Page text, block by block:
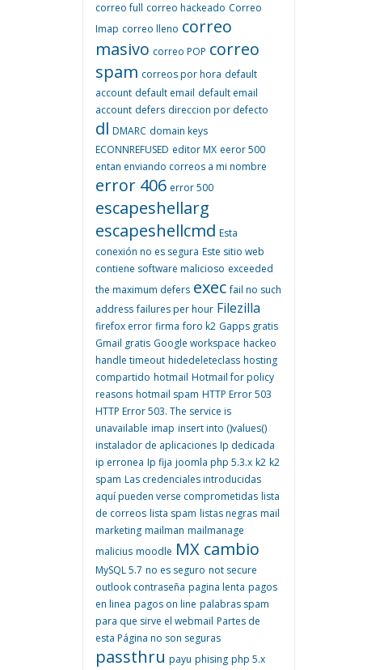
correo full correo hackeado Correo
Imap correo lleno correo
masivo correo POP correo
spam correos por hora default
account default email default email
account defers direccion por defecto
dl DMARC domain keys
ECONNREFUSED editor MX eeror 500
entan enviando correos a mi nombre
error 406 error 500
escapeshellarg
escapeshellcmd Esta
conexión no es segura Este sitio web
contiene software malicioso exceeded
the maximum defers exec fail no such
address failures per hour Filezilla
firefox error firma foro k2 Gapps gratis
Gmail gratis Google workspace hackeo
handle timeout hidedeleteclass hosting
compartido hotmail Hotmail for policy
reasons hotmail spam HTTP Error 503
HTTP Error 503. The service is
unavailable imap insert into ()values()
instalador de aplicaciones Ip dedicada
ip erronea Ip fija joomla php 5.3.x k2 k2
spam Las credenciales introducidas
aquí pueden verse comprometidas lista
de correos lista spam listas negras mail
marketing mailman mailmanage
malicius moodle MX cambio
MySQL 5.7 no es seguro not secure
outlook contraseña pagina lenta pagos
en linea pagos on line palabras spam
para que sirve el webmail Partes de
esta Página no son seguras
passthru payu phising php 5.x